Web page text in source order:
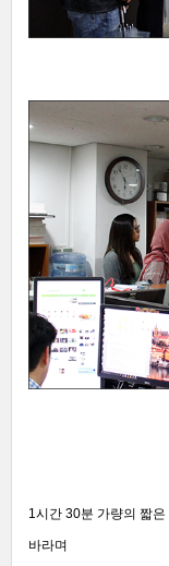
1시간 30분 가량의 짧
바라며